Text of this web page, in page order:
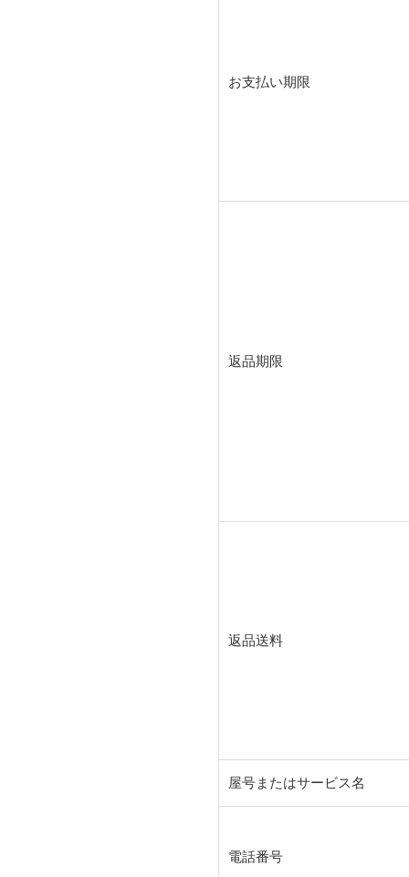
お支払い期限
返品期限
返品送料
屋号またはサービス名
電話番号